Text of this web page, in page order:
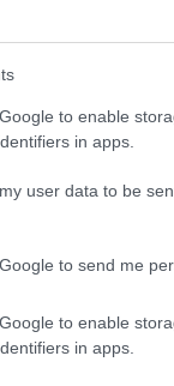
to enable
in apps.
user data to be
to send me
to enable
in apps.